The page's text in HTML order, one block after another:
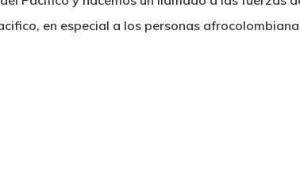
en especial a los personas